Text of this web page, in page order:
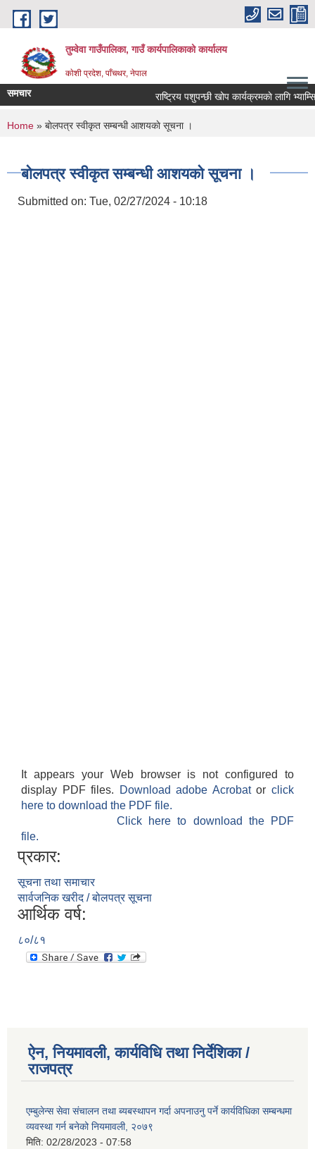
Skip to main content
तुम्वेवा गाउँपालिका, गाउँ कार्यपालिकाको कार्यालय
काेशी प्रदेश, पाँचथर, नेपाल
समचार राष्ट्रिय पशुपन्छी खोप कार्यक्रमकाे लागि
You are here
Home » बाेलपत्र स्वीकृत सम्बन्धी आशयकाे सूचना ।
बाेलपत्र स्वीकृत सम्बन्धी आशयकाे सूचना ।
Submitted on: Tue, 02/27/2024 - 10:18
It appears your Web browser is not configured to
display PDF files.
Download adobe Acrobatorclick
here to download the PDF file.
Click here to download the PDF
file.
प्रकार:
सूचना तथा समाचार
सार्वजनिक खरीद / बोलपत्र सूचना
आर्थिक वर्ष:
८०/८१
ऐन, नियमावली, कार्यविधि तथा निर्देशिका /
राजपत्र
एम्बुलेन्स सेवा संचालन तथा ब्यबस्थापन गर्दा अपनाउनु पर्ने कार्यविधिका सम्बन्धमा
व्यवस्था गर्न बनेको नियमावली, २०७९
मिति: 02/28/2023 - 07:58